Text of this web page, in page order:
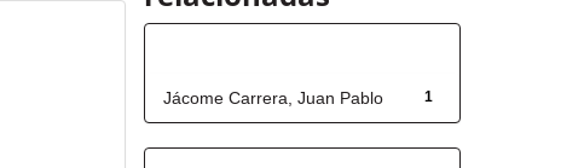
1
Jácome Carrera, Juan Pablo